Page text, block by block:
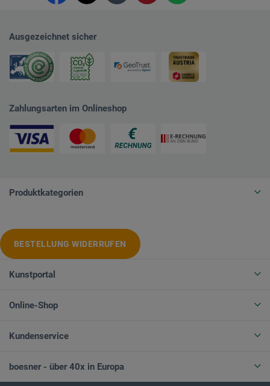
Ausgezeichnet sicher
Zahlungsarten im Onlineshop
Produktkategorien
BESTELLUNG WIDERRUFEN
Kunstportal
Online-Shop
Kundenservice
boesner - über 40x in Europa